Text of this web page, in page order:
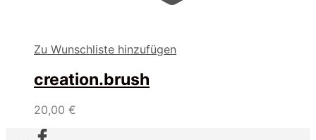
Zu Wunschliste hinzufügen
creation.brush
20,00 €